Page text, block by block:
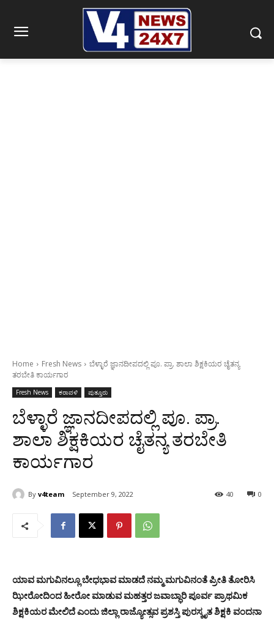
Home Fresh News
ಬೆಳ್ಳಾರೆ ಜ್ಞಾನದೀಪದಲ್ಲಿ ಪೂ. ಪ್ರಾ. ಶಾಲಾ ಶಿಕ್ಷಕಿಯರ ಚೈತನ್ಯ
ತರಬೇತಿ ಕಾರ್ಯಗಾರ
Fresh News ಕರಾವಳಿ ಪುತ್ತೂರು
ಬೆಳ್ಳಾರೆ ಜ್ಞಾನದೀಪದಲ್ಲಿ ಪೂ. ಪ್ರಾ.
ಶಾಲಾ ಶಿಕ್ಷಕಿಯರ ಚೈತನ್ಯ ತರಬೇತಿ
ಕಾರ್ಯಗಾರ
By v4team September 9, 2022 0
40
ಯಾವ ಮಗುವಿನಲ್ಲೂ ಬೇಧಭಾವ ಮಾಡದೆ ನಮ್ಮ ಮಗುವಿನಂತೆ ಪ್ರೀತಿ ತೋರಿಸಿ
ಝೀರೋದಿಂದ ಹೀರೋ ಮಾಡುವ ಮಹತ್ತರ ಜವಾಬ್ಧಾರಿ ಪೂರ್ವ ಪ್ರಾಥಮಿಕ
ಶಿಕ್ಷಕಿಯರ ಮೇಲಿದೆ ಎಂದು ಜಿಲ್ಲಾ ರಾಜ್ಯೋತ್ಸವ ಪ್ರಶಸ್ತಿ ಪುರಸ್ಕೃತ ಶಿಕ್ಷಕಿ ವಂದನಾ